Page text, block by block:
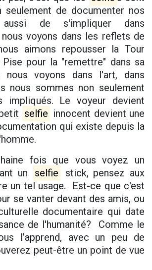
seulement de documenter nos
de s'impliquer dans
voyons dans les reflets de
aimons repousser la Tour
Pise pour la "remettre" dans sa
voyons dans l'art, dans
nous sommes non seulement
impliqués. Le voyeur devient
selfie innocent devient une
qui existe depuis la
fois que vous voyez un
un
selfie
stick, pensez aux
un tel usage. Est-ce que c'est
se vanter devant des amis, ou
documentaire qui date
de l'humanité? Comme le
l’apprend, avec un peu de
peut-être un point de vue